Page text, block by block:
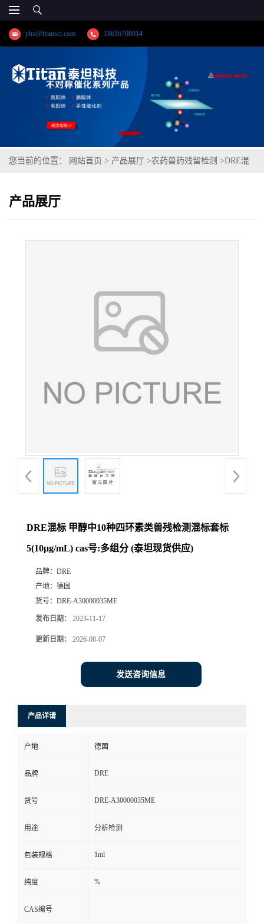
yhx@titansci.com 18616708014
您当前的位置： 网站首页 > 产品展厅 >农药兽药残留检测 >DRE混
(泰坦现货供应)
产品展厅
DRE混标 甲醇中10种四环素类兽残检测混标套标
5(10μg/mL) cas号:多组分 (泰坦现货供应)
品牌： DRE
产地： 德国
货号： DRE-A30000035ME
发布日期： 2023-11-17
更新日期： 2026-08-07
发送咨询信息
产品详请
产地 德国
品牌 DRE
货号 DRE-A30000035ME
用途 分析检测
包装规格 1ml
纯度 %
CAS编号